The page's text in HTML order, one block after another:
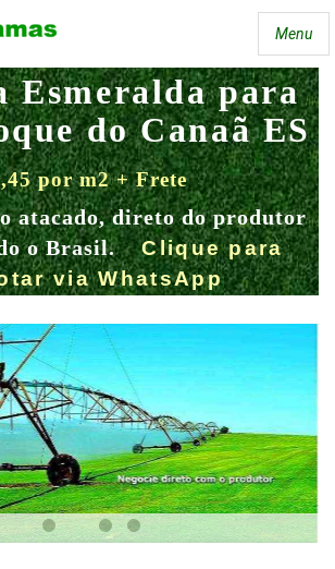
Menu
Esmeralda para
do Canaã ES
por m2 + Frete
atacado, direto do produtor
o Brasil.Clique para
via WhatsApp